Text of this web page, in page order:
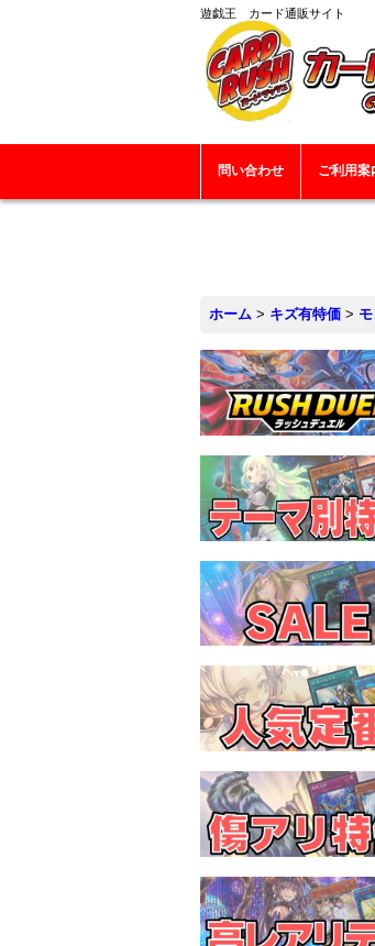
遊戯王 カード通販サイト
問い合わせ ご利用案
ホーム > キズ有特価 >